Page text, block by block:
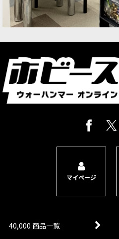
マイページ
40,000 商品一覧